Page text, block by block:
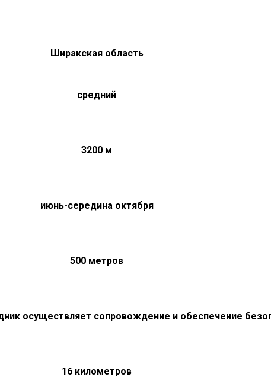
Ширакская область
средний
3200 м
июнь-середина октября
500 метров
осуществляет сопровождение и обеспечение
16 километров